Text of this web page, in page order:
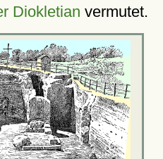
Diokletian vermutet.